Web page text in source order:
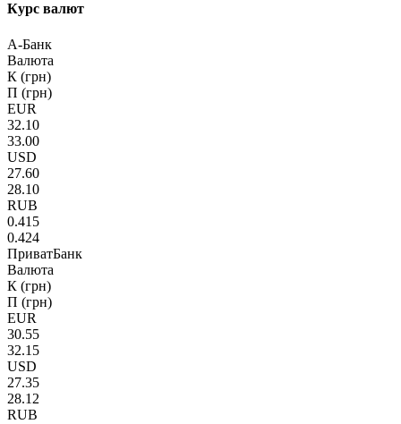
Курс валют
А-Банк
Валюта
К (грн)
П (грн)
EUR
32.10
33.00
USD
27.60
28.10
RUB
0.415
0.424
ПриватБанк
Валюта
К (грн)
П (грн)
EUR
30.55
32.15
USD
27.35
28.12
RUB